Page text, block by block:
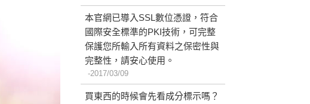
本官網已導入SSL數位憑證，符合
國際安全標準的PKI技術，可完整
保護您所輸入所有資料之保密性與
完整性，請安心使用。
2017/03/09
買東西的時候會先看成分標示嗎？